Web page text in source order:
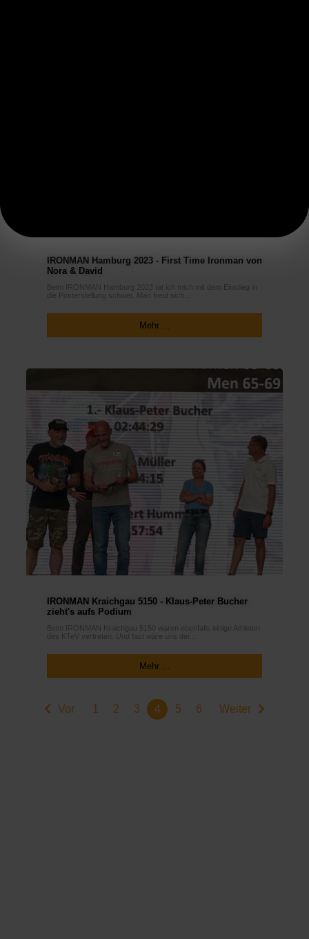
IRONMAN Hamburg 2023 - First Time Ironman von
Nora & David
Beim IRONMAN Hamburg 2023 tat ich mich mit dem Einstieg in
die Posterstellung schwer. Man freut sich...
Mehr ...
IRONMAN Kraichgau 5150 - Klaus-Peter Bucher
zieht's aufs Podium
Beim IRONMAN Kraichgau 5150 waren ebenfalls einige Athleten
des KTeV vertreten. Und fast wäre uns der...
Mehr ...
Vor 1 2 3 4 5 6 Weiter